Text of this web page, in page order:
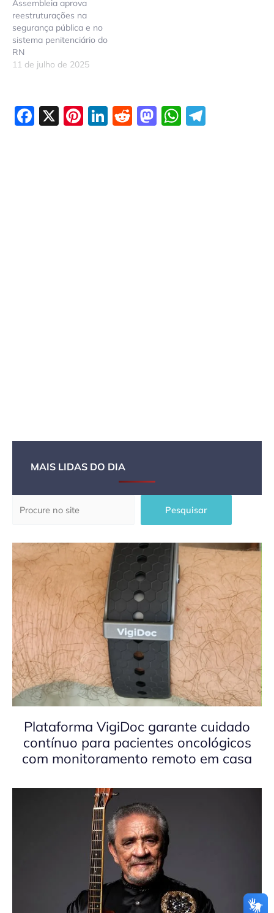
Assembleia aprova
reestruturações na
segurança pública e no
sistema penitenciário do
RN
11 de julho de 2025
Facebook
X Pinterest
LinkedIn
Reddit
Mastodon
MAIS LIDAS DO DIA
Pesquisar
Plataforma VigiDoc garante cuidado
contínuo para pacientes oncológicos
com monitoramento remoto em casa